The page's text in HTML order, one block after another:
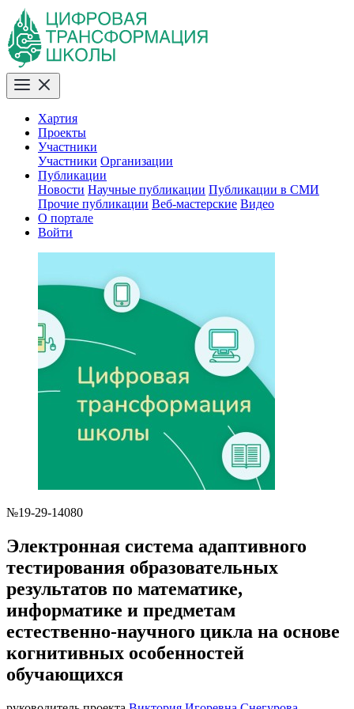
Хартия
Проекты
Участники
Участники Организации
Публикации
Новости Научные публикации Публикации в СМИ
Прочие публикации Веб-мастерские Видео
О портале
Войти
№19-29-14080
Электронная система адаптивного
тестирования образовательных
результатов по математике,
информатике и предметам
естественно-научного цикла на основе
когнитивных особенностей
обучающихся